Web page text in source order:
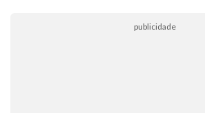
publicidade